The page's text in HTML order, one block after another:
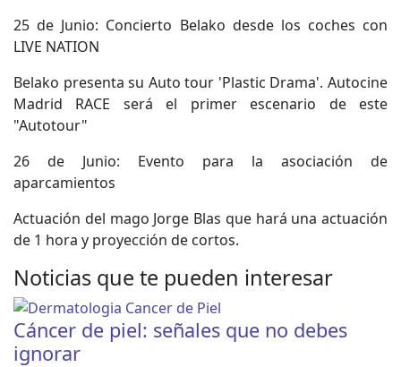
25 de Junio: Concierto Belako desde los coches con
LIVE NATION
Belako presenta su Auto tour 'Plastic Drama'. Autocine
Madrid RACE será el primer escenario de este
"Autotour"
26 de Junio: Evento para la asociación de
aparcamientos
Actuación del mago Jorge Blas que hará una actuación
de 1 hora y proyección de cortos.
Noticias que te pueden interesar
Cáncer de piel: señales que no debes
ignorar